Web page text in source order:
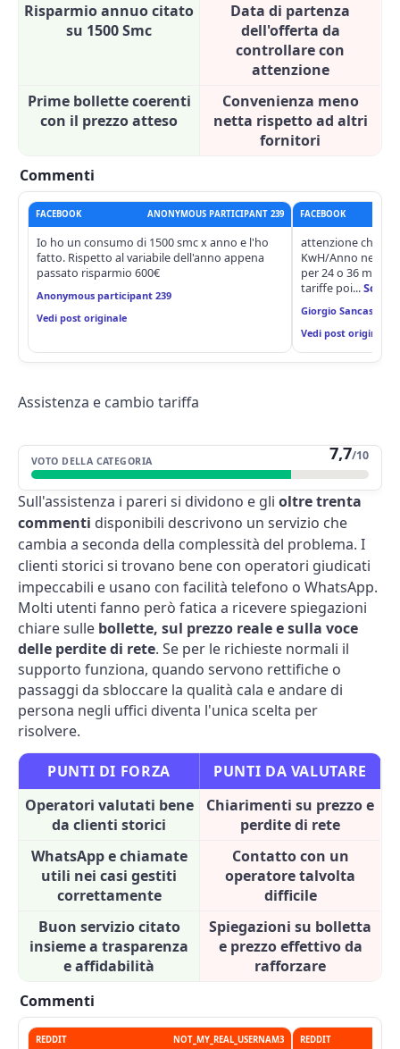
Risparmio annuo citato
su 1500 Smc
Data di partenza
dell'offerta da
controllare con
attenzione
Prime bollette coerenti
con il prezzo atteso
Convenienza meno
netta rispetto ad altri
fornitori
Commenti
FACEBOOK ANONYMOUS PARTICIPANT 239
Io ho un consumo di 1500 smc x anno e l'ho
fatto. Rispetto al variabile dell'anno appena
passato risparmio 600€
Anonymous participant 239
Vedi post originale
FACEBOOK
attenzione che
KwH/Anno nelle
per 24 o 36 mesi)
tariffe poi...
Giorgio Sancassan
Vedi post originale
Assistenza e cambio tariffa
VOTO DELLA CATEGORIA 7,7/10
Sull'assistenza i pareri si dividono e gli oltre trenta
commenti disponibili descrivono un servizio che
cambia a seconda della complessità del problema. I
clienti storici si trovano bene con operatori giudicati
impeccabili e usano con facilità telefono o WhatsApp.
Molti utenti fanno però fatica a ricevere spiegazioni
chiare sulle bollette, sul prezzo reale e sulla voce
delle perdite di rete. Se per le richieste normali il
supporto funziona, quando servono rettifiche o
passaggi da sbloccare la qualità cala e andare di
persona negli uffici diventa l'unica scelta per
risolvere.
PUNTI DI FORZA
PUNTI DA VALUTARE
Operatori valutati bene
da clienti storici
Chiarimenti su prezzo e
perdite di rete
WhatsApp e chiamate
utili nei casi gestiti
correttamente
Contatto con un
operatore talvolta
difficile
Buon servizio citato
insieme a trasparenza
e affidabilità
Spiegazioni su bolletta
e prezzo effettivo da
rafforzare
Commenti
REDDIT NOT_MY_REAL_USERNAM3 REDDIT